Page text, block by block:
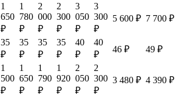
1
650
₽
1
780
₽
2
000
₽
2
300
₽
3
050
₽
3
300
₽
5 600 ₽ 7 700 ₽
35
₽
35
₽
35
₽
35
₽
40
₽
40
₽
46 ₽ 49 ₽
1
500
₽
1
650
₽
1
790
₽
1
920
₽
2
050
₽
2
300
₽
3 480 ₽ 4 390 ₽